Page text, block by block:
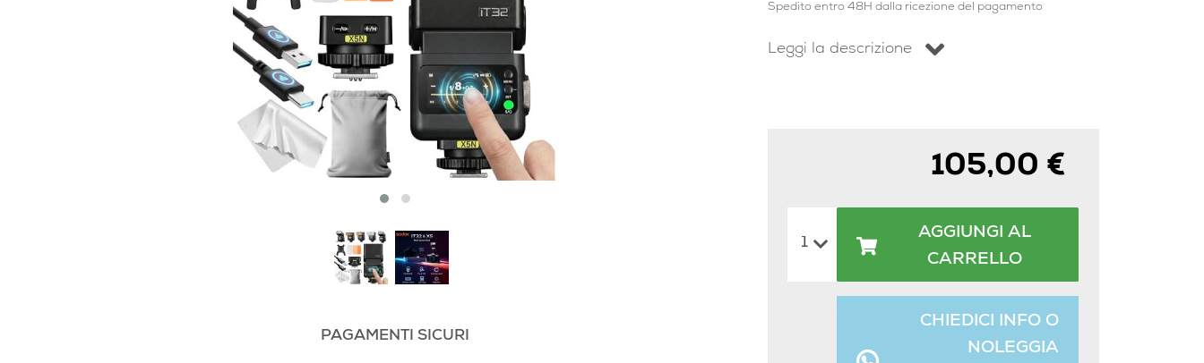
PAGAMENTI SICURI
Spedito entro 48H dalla ricezione del pagamento
Leggi la descrizione
105,00 €
AGGIUNGI AL
CARRELLO
CHIEDICI INFO O
NOLEGGIA